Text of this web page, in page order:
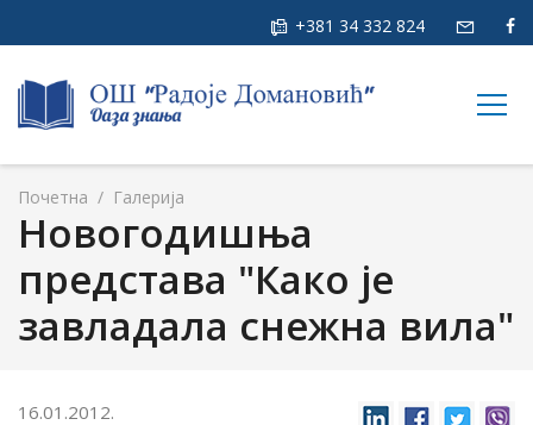
+381 34 332 824
Почетна / Галерија
Новогодишња
представа "Како је
завладала снежна вила"
16.01.2012.